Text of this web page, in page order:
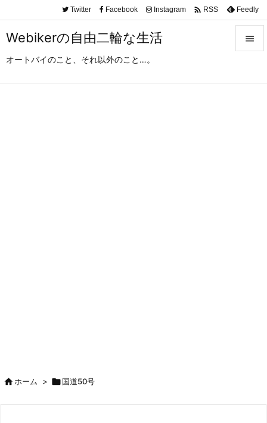
Webikerの自由二輪な生活
オートバイのこと、それ以外のこと…。

Twitter Facebook Instagram  RSS Feedly
ホーム > 国道50号